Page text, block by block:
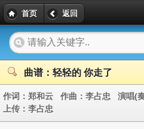
首页 返回
曲谱：轻轻的 你走了
作词： 郑和云 作曲： 李占忠 演唱(
上传： 李占忠